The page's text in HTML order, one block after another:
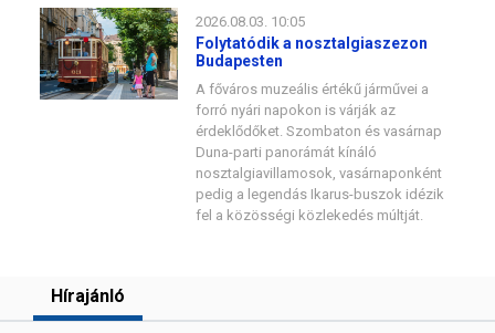
2026.08.03. 10:05
Folytatódik a nosztalgiaszezon
Budapesten
A főváros muzeális értékű járművei a
forró nyári napokon is várják az
érdeklődőket. Szombaton és vasárnap
Duna-parti panorámát kínáló
nosztalgiavillamosok, vasárnaponként
pedig a legendás Ikarus-buszok idézik
fel a közösségi közlekedés múltját.
Hírajánló